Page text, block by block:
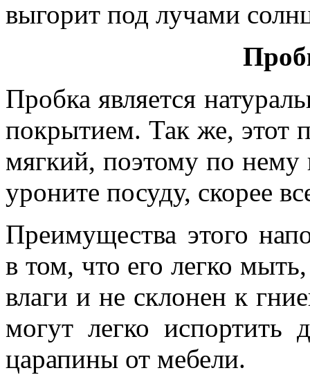
выгорит под лучами
Пробка является
покрытием. Так же, этот
мягкий, поэтому по нему
уроните посуду, скорее
Преимущества этого
в том, что его легко
влаги и не склонен к
могут легко
царапины от мебели.